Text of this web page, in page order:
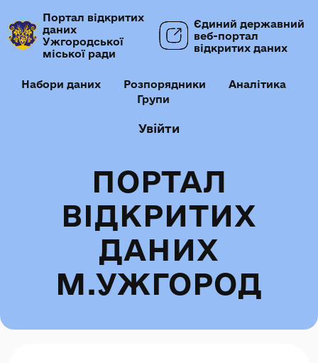
Портал відкритих
даних
Ужгородської
міської ради
Єдиний державний
веб-портал
відкритих даних
Набори даних Розпорядники
Аналітика
Групи
Увійти
ПОРТАЛ
ВІДКРИТИХ
ДАНИХ
М.УЖГОРОД